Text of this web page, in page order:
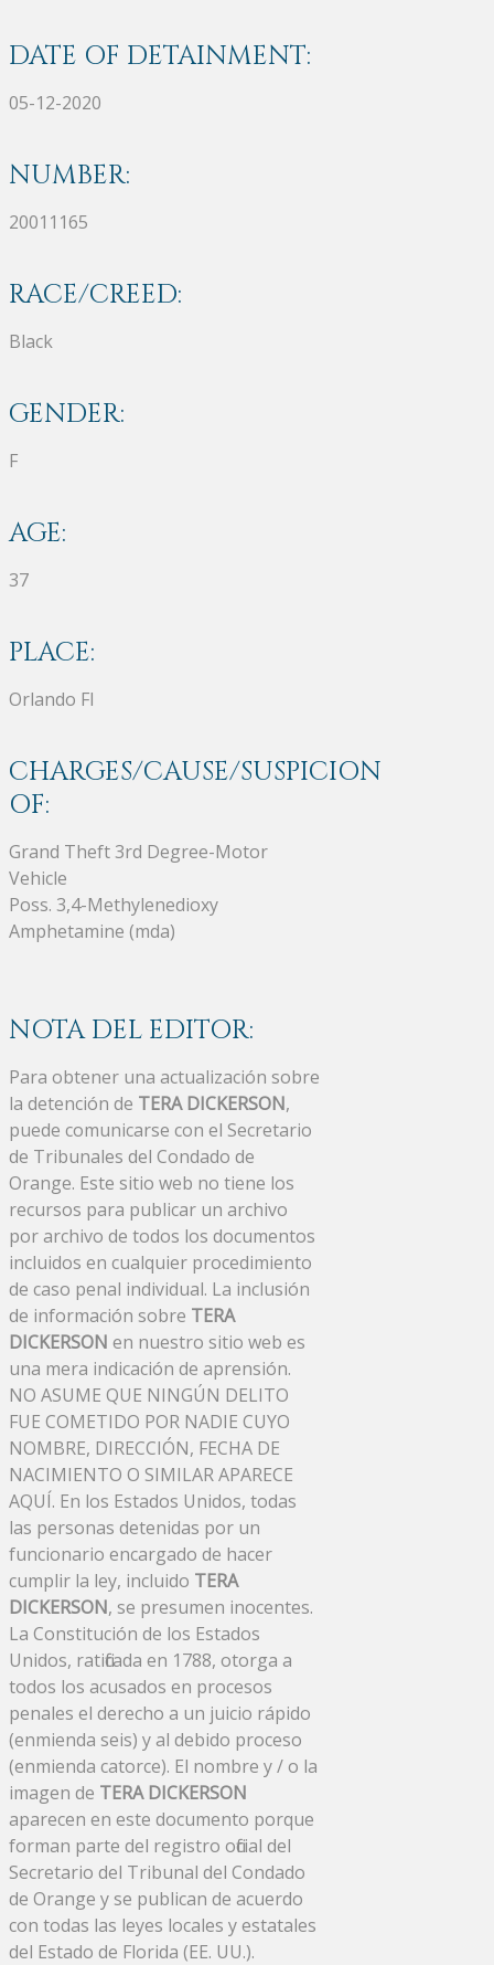
DATE OF DETAINMENT:
05-12-2020
NUMBER:
20011165
RACE/CREED:
Black
GENDER:
F
AGE:
37
PLACE:
Orlando Fl
CHARGES/CAUSE/SUSPICION
OF:
Grand Theft 3rd Degree-Motor
Vehicle
Poss. 3,4-Methylenedioxy
Amphetamine (mda)
NOTA DEL EDITOR:
Para obtener una actualización sobre
la detención de TERA DICKERSON,
puede comunicarse con el Secretario
de Tribunales del Condado de
Orange. Este sitio web no tiene los
recursos para publicar un archivo
por archivo de todos los documentos
incluidos en cualquier procedimiento
de caso penal individual. La inclusión
de información sobre TERA
DICKERSON en nuestro sitio web es
una mera indicación de aprensión.
NO ASUME QUE NINGÚN DELITO
FUE COMETIDO POR NADIE CUYO
NOMBRE, DIRECCIÓN, FECHA DE
NACIMIENTO O SIMILAR APARECE
AQUÍ. En los Estados Unidos, todas
las personas detenidas por un
funcionario encargado de hacer
cumplir la ley, incluido TERA
DICKERSON, se presumen inocentes.
La Constitución de los Estados
Unidos, ratificada en 1788, otorga a
todos los acusados ​​en procesos
penales el derecho a un juicio rápido
(enmienda seis) y al debido proceso
(enmienda catorce). El nombre y / o la
imagen de TERA DICKERSON
aparecen en este documento porque
forman parte del registro oficial del
Secretario del Tribunal del Condado
de Orange y se publican de acuerdo
con todas las leyes locales y estatales
del Estado de Florida (EE. UU.).